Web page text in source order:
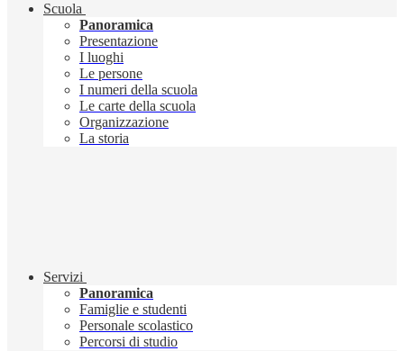
Scuola
Panoramica
Presentazione
I luoghi
Le persone
I numeri della scuola
Le carte della scuola
Organizzazione
La storia
Servizi
Panoramica
Famiglie e studenti
Personale scolastico
Percorsi di studio